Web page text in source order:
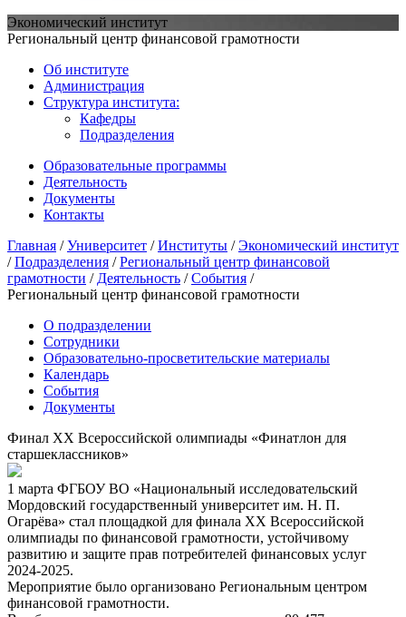
Экономический институт
Региональный центр финансовой грамотности
Об институте
Администрация
Структура института:
Кафедры
Подразделения
Образовательные программы
Деятельность
Документы
Контакты
Главная /Университет /Институты /Экономический институт
/Подразделения /Региональный центр финансовой
грамотности / Деятельность /События /
Региональный центр финансовой грамотности
О подразделении
Сотрудники
Образовательно-просветительские материалы
Календарь
События
Документы
Финал XX Всероссийской олимпиады «Финатлон для
старшеклассников»
1 марта ФГБОУ ВО «Национальный исследовательский
Мордовский государственный университет им. Н. П.
Огарёва» стал площадкой для финала XX Всероссийской
олимпиады по финансовой грамотности, устойчивому
развитию и защите прав потребителей финансовых услуг
2024-2025.
Мероприятие было организовано Региональным центром
финансовой грамотности.